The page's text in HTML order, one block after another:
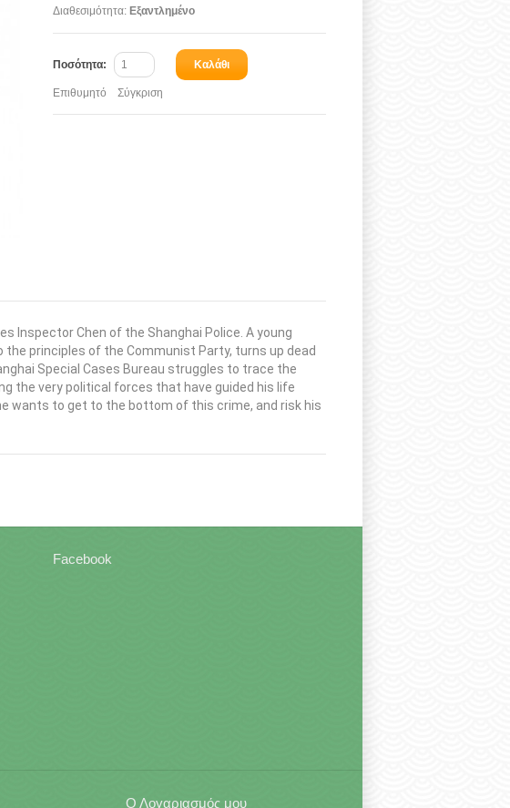
Διαθεσιμότητα: Εξαντλημένο
Ποσότητα: Καλάθι
Επιθυμητό Σύγκριση
Inspector Chen of the Shanghai Police. A young
principles of the Communist Party, turns up dead
Special Cases Bureau struggles to trace the
the very political forces that have guided his life
wants to get to the bottom of this crime, and risk his
Facebook
Ο Λογαριασμός μου